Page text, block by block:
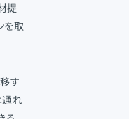
提
を取
す
通れ